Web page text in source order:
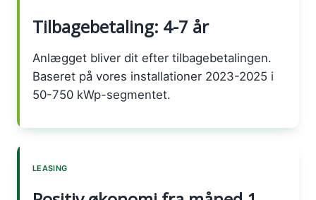
Tilbagebetaling: 4-7 år
Anlægget bliver dit efter tilbagebetalingen.
Baseret på vores installationer 2023-2025 i
50-750 kWp-segmentet.
LEASING